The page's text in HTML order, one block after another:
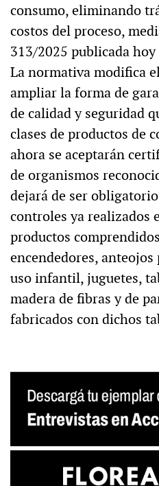
consumo, eliminando
costos del proceso,
313/2025 publicada
La normativa modifica
ampliar la forma de
de calidad y seguridad
clases de productos de
ahora se aceptarán
de organismos
dejará de ser
controles ya realizados
productos
encendedores,
uso infantil, juguetes,
madera de fibras y de
fabricados con dichos